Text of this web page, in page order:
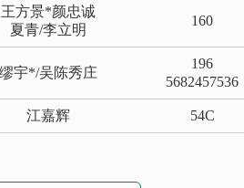
王方景*颜忠诚
夏青/李立明
160
缪宇*/吴陈秀庄
196
5682457536
江嘉辉 54C